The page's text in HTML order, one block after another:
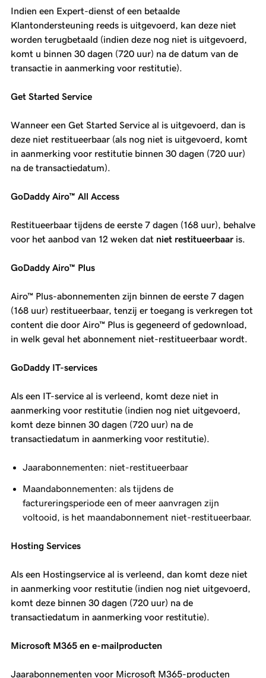
Indien een Expert-dienst of een betaalde
Klantondersteuning reeds is uitgevoerd, kan deze niet
worden terugbetaald (indien deze nog niet is uitgevoerd,
komt u binnen 30 dagen (720 uur) na de datum van de
transactie in aanmerking voor restitutie).
Get Started Service
Wanneer een Get Started Service al is uitgevoerd, dan is
deze niet restitueerbaar (als nog niet is uitgevoerd, komt
in aanmerking voor restitutie binnen 30 dagen (720 uur)
na de transactiedatum).
GoDaddy Airo™ All Access
Restitueerbaar tijdens de eerste 7 dagen (168 uur), behalve
voor het aanbod van 12 weken dat niet restitueerbaaris.
GoDaddy Airo™ Plus
Airo™ Plus-abonnementen zijn binnen de eerste 7 dagen
(168 uur) restitueerbaar, tenzij er toegang is verkregen tot
content die door Airo™ Plus is gegeneerd of gedownload,
in welk geval het abonnement niet-restitueerbaar wordt.
GoDaddy IT-services
Als een IT-service al is verleend, komt deze niet in
aanmerking voor restitutie (indien nog niet uitgevoerd,
komt deze binnen 30 dagen (720 uur) na de
transactiedatum in aanmerking voor restitutie).
Jaarabonnementen: niet-restitueerbaar
Maandabonnementen: als tijdens de
factureringsperiode een of meer aanvragen zijn
voltooid, is het maandabonnement niet-restitueerbaar.
Hosting Services
Als een Hostingservice al is verleend, dan komt deze niet
in aanmerking voor restitutie (indien nog niet uitgevoerd,
komt deze binnen 30 dagen (720 uur) na de
transactiedatum in aanmerking voor restitutie).
Microsoft M365 en e-mailproducten
Jaarabonnementen voor Microsoft M365-producten